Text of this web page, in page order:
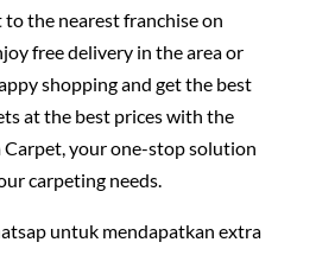
to the nearest franchise on
free delivery in the area or
shopping and get the best
at the best prices with the
your one-stop solution
carpeting needs.
untuk mendapatkan extra